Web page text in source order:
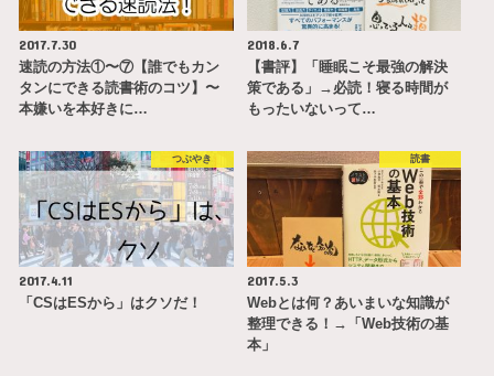
2017.7.30
速読の方法①〜⑦【誰でもカン
タンにできる読書術のコツ】〜
本嫌いを本好きに…
2018.6.7
【書評】「睡眠こそ最強の解決
策である」→必読！寝る時間が
もったいないって…
つぶやき
2017.4.11
「CSはESから」はクソだ！
読書
2017.5.3
Webとは何？あいまいな知識が
整理できる！→「Web技術の基
本」